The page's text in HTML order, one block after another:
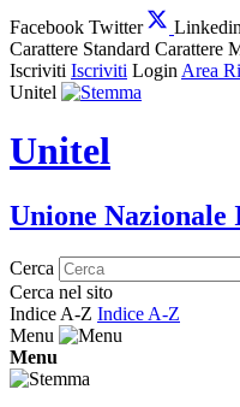
Facebook Twitter Linkedin
Carattere Standard Carattere
Iscriviti Iscriviti Login Area
Unitel
Unitel
Unione
Cerca
Cerca nel sito
Indice A-Z Indice A-Z
Menu
Menu